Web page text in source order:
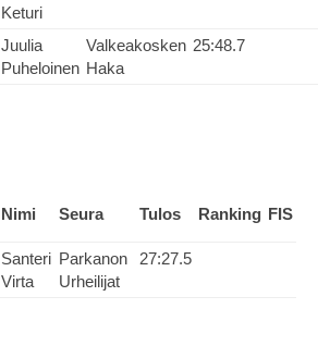
Keturi
Juulia
Puheloinen
Valkeakosken
Haka
25:48.7
Nimi Seura Tulos Ranking FIS
Santeri
Virta
Parkanon
Urheilijat
27:27.5